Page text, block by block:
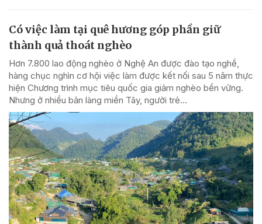
Có việc làm tại quê hương góp phần giữ
thành quả thoát nghèo
Hơn 7.800 lao động nghèo ở Nghệ An được đào tạo nghề,
hàng chục nghìn cơ hội việc làm được kết nối sau 5 năm thực
hiện Chương trình mục tiêu quốc gia giảm nghèo bền vững.
Nhưng ở nhiều bản làng miền Tây, người trẻ...